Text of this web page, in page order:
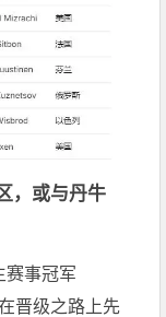
，或与丹牛
赛事冠军
晋级之路上先